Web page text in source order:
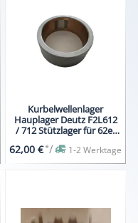
Kurbelwellenlager
Hauplager Deutz F2L612
/ 712 Stützlager für 62er
62,00 €*/ 1-2 Werktage